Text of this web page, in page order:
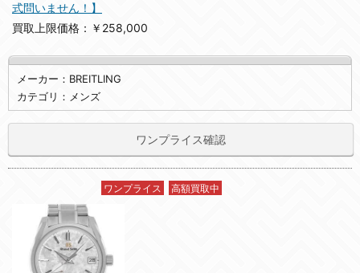
式問いません！】
買取上限価格：￥258,000
メーカー：BREITLING
カテゴリ：メンズ
ワンプライス確認
ワンプライス 高額買取中